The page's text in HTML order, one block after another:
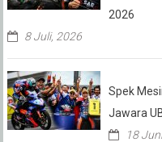
2026
8 Juli, 2026
Spek
Jawara
18